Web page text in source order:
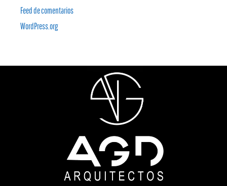
Feed de comentarios
WordPress.org